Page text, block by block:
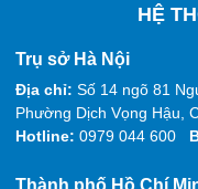
HỆ
Trụ sở Hà Nội
Địa chỉ: Số 14 ngõ 81
Phường Dịch Vọng Hậu,
Hotline: 0979 044 600
Thành phố Hồ Chí